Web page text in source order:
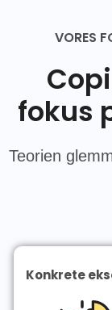
VORES
fokus
Teorien
Konkrete